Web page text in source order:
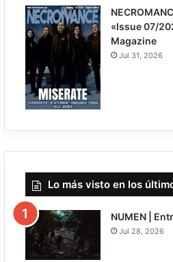
«Issue 07/
Magazine
Jul 31, 2026
Lo más visto en los
NUMEN |
Jul 28, 2026